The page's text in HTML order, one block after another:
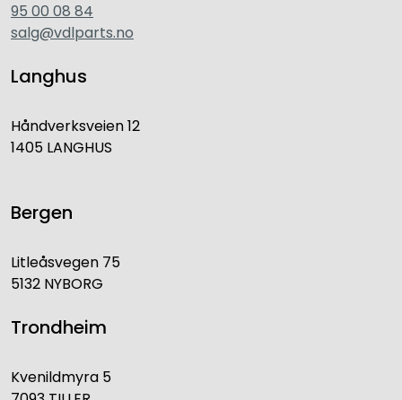
95 00 08 84
salg@vdlparts.no
Langhus
Håndverksveien 12
1405 LANGHUS
Bergen
Litleåsvegen 75
5132 NYBORG
Trondheim
Kvenildmyra 5